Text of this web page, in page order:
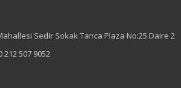
Sedir Sokak Tanca Plaza No:25 Daire 2
212 507 9052